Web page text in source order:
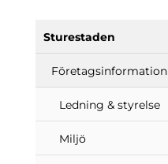
Sturestaden
Företags­information
Ledning & styrelse
Miljö